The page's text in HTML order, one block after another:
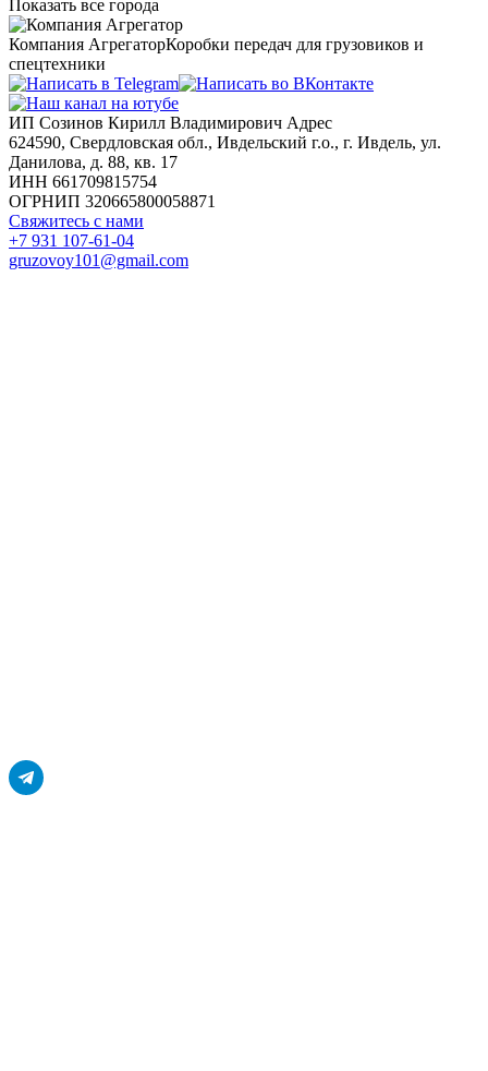
Показать все города
Компания АгрегаторКоробки передач для грузовиков и
спецтехники
ИП Созинов Кирилл Владимирович Адрес
624590, Свердловская обл., Ивдельский г.о., г. Ивдель, ул.
Данилова, д. 88, кв. 17
ИНН 661709815754
ОГРНИП 320665800058871
Свяжитесь с нами
+7 931 107-61-04
gruzovoy101@gmail.com